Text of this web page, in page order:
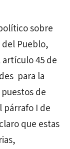
sobre
del Pueblo,
45 de
para la
de
párrafo I de
que estas